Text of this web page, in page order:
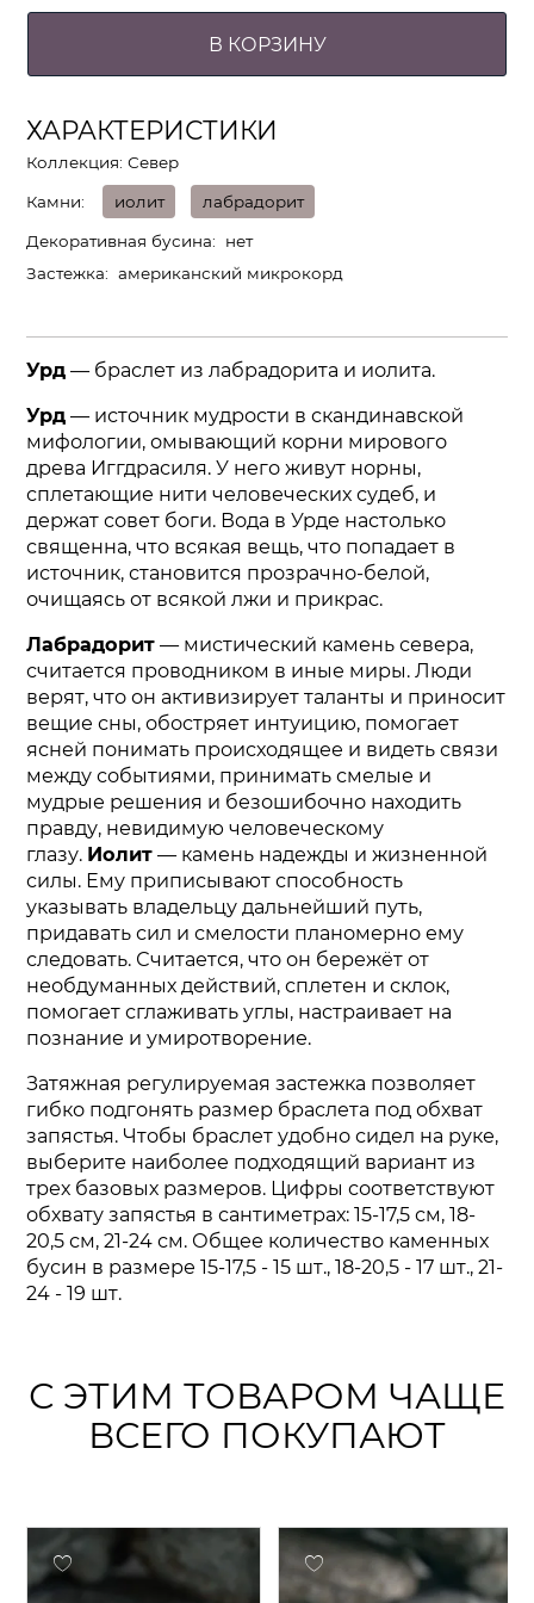
В КОРЗИНУ
ХАРАКТЕРИСТИКИ
Коллекция: Север
Камни иолит лабрадорит
Декоративная бусина
нет
Застежка
американский микрокорд
Урд — браслет из лабрадорита и иолита.
Урд — источник мудрости в скандинавской
мифологии, омывающий корни мирового
древа Иггдрасиля. У него живут норны,
сплетающие нити человеческих судеб, и
держат совет боги. Вода в Урде настолько
священна, что всякая вещь, что попадает в
источник, становится прозрачно-белой,
очищаясь от всякой лжи и прикрас.
Лабрадорит — мистический камень севера,
считается проводником в иные миры. Люди
верят, что он активизирует таланты и приносит
вещие сны, обостряет интуицию, помогает
ясней понимать происходящее и видеть связи
между событиями, принимать смелые и
мудрые решения и безошибочно находить
правду, невидимую человеческому
глазу. Иолит — камень надежды и жизненной
силы. Ему приписывают способность
указывать владельцу дальнейший путь,
придавать сил и смелости планомерно ему
следовать. Считается, что он бережёт от
необдуманных действий, сплетен и склок,
помогает сглаживать углы, настраивает на
познание и умиротворение.
Затяжная регулируемая застежка позволяет
гибко подгонять размер браслета под обхват
запястья. Чтобы браслет удобно сидел на руке,
выберите наиболее подходящий вариант из
трех базовых размеров. Цифры соответствуют
обхвату запястья в сантиметрах: 15-17,5 см, 18-
20,5 см, 21-24 см. Общее количество каменных
бусин в размере 15-17,5 - 15 шт., 18-20,5 - 17 шт., 21-
24 - 19 шт.
С ЭТИМ ТОВАРОМ ЧАЩЕ
ВСЕГО ПОКУПАЮТ